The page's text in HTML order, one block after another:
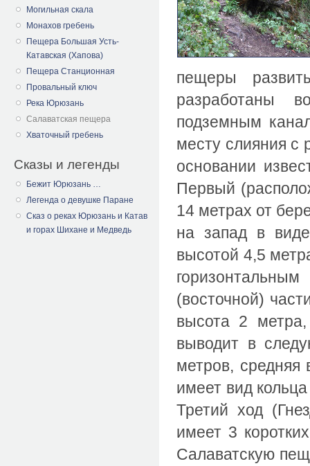
Могильная скала
Монахов гребень
Пещера Большая Усть-
Катавская (Хапова)
Пещера Станционная
Провальный ключ
Река Юрюзань
Салаватская пещера
Хваточный гребень
Сказы и легенды
Бежит Юрюзань …
Легенда о девушке Паране
Сказ о реках Юрюзань и Катав
и горах Шихане и Медведь
пещеры
разработаны
подземным
месту слияния
основании
Первый
14 метрах от
на запад в
высотой 4,5
(восточной)
высота 2
выводит в
метров, средняя
имеет вид
Третий ход
имеет 3
Салаватскую